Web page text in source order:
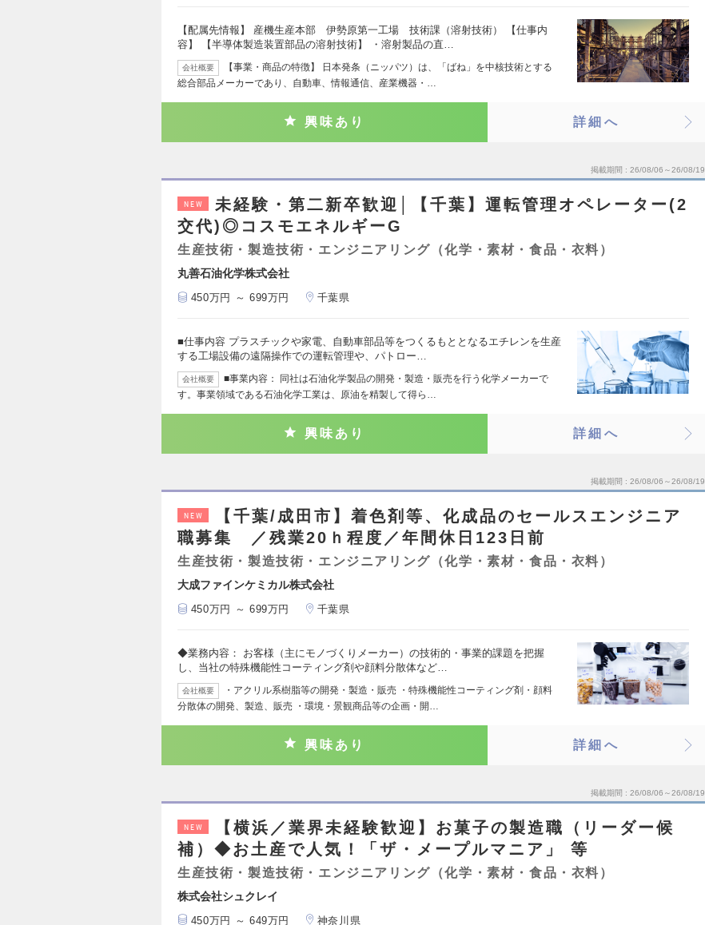
【配属先情報】 産機生産本部 伊勢原第一工場 技術課（溶射技術） 【仕事内
容】 【半導体製造装置部品の溶射技術】 ・溶射製品の直…
会社概要
【事業・商品の特徴】 日本発条（ニッパツ）は、「ばね」を中核技術とする
総合部品メーカーであり、自動車、情報通信、産業機器・…
興味あり 詳細へ
掲載期間 26/08/06～26/08/19
NEW
未経験・第二新卒歓迎│【千葉】運転管理オペレーター(2
交代)◎コスモエネルギーG
生産技術・製造技術・エンジニアリング（化学・素材・食品・衣料）
丸善石油化学株式会社
450万円 ～ 699万円 千葉県
■仕事内容 プラスチックや家電、自動車部品等をつくるもととなるエチレンを生産
する工場設備の遠隔操作での運転管理や、パトロー…
会社概要
■事業内容： 同社は石油化学製品の開発・製造・販売を行う化学メーカーで
す。事業領域である石油化学工業は、原油を精製して得ら…
興味あり 詳細へ
掲載期間 26/08/06～26/08/19
NEW
【千葉/成田市】着色剤等、化成品のセールスエンジニア
職募集 ／残業20ｈ程度／年間休日123日前
生産技術・製造技術・エンジニアリング（化学・素材・食品・衣料）
大成ファインケミカル株式会社
450万円 ～ 699万円 千葉県
◆業務内容： お客様（主にモノづくりメーカー）の技術的・事業的課題を把握
し、当社の特殊機能性コーティング剤や顔料分散体など…
会社概要
・アクリル系樹脂等の開発・製造・販売 ・特殊機能性コーティング剤・顔料
分散体の開発、製造、販売 ・環境・景観商品等の企画・開…
興味あり 詳細へ
掲載期間 26/08/06～26/08/19
NEW
【横浜／業界未経験歓迎】お菓子の製造職（リーダー候
補）◆お土産で人気！「ザ・メープルマニア」 等
生産技術・製造技術・エンジニアリング（化学・素材・食品・衣料）
株式会社シュクレイ
450万円 ～ 649万円 神奈川県